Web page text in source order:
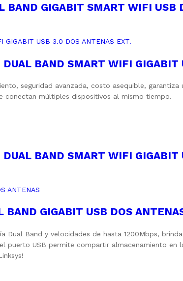
BAND GIGABIT SMART WIFI USB
BAND SMART WIFI GIGABIT
seguridad avanzada, costo asequible,
conectan múltiples dispositivos al mismo tiempo.
BAND SMART WIFI GIGABIT
BAND GIGABIT USB DOS
Dual Band y velocidades de hasta 1200Mbps,
USB permite compartir almacenamiento en